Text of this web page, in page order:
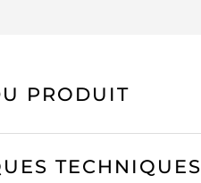
PRODUIT
TECHNIQUES